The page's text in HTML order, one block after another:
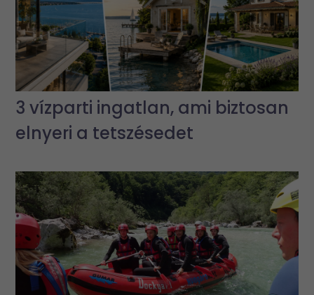
3 vízparti ingatlan, ami biztosan
elnyeri a tetszésedet